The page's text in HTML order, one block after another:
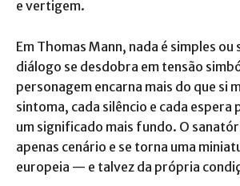
e vertigem.
Em Thomas Mann, nada é simples ou
diálogo se desdobra em tensão
personagem encarna mais do que si
sintoma, cada silêncio e cada espera
um significado mais fundo. O
apenas cenário e se torna uma
europeia — e talvez da própria